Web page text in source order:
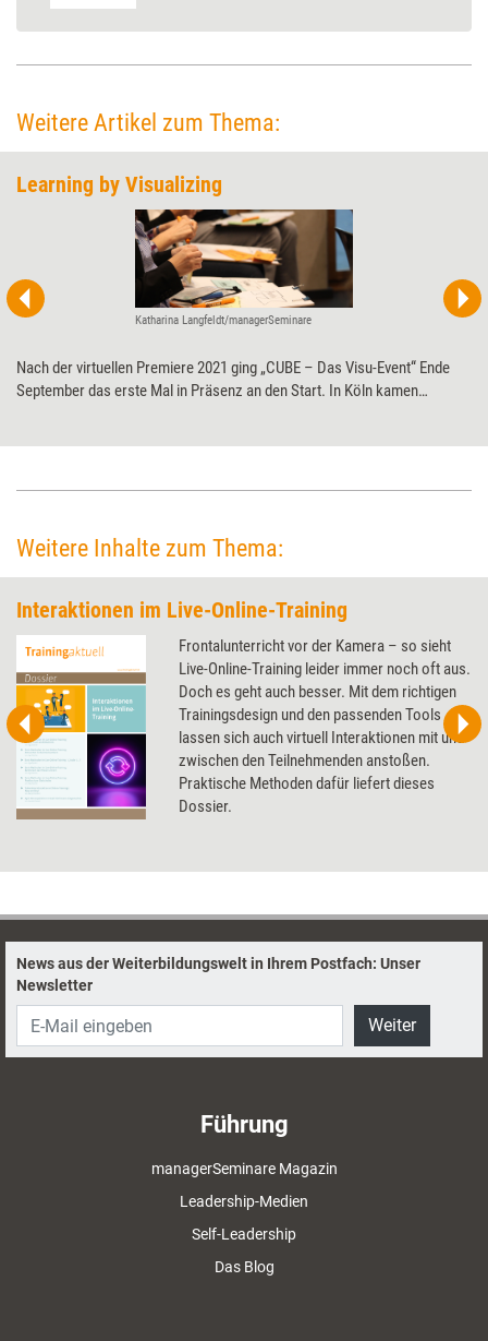
Weitere Artikel zum Thema:
Learning by Visualizing
Katharina Langfeldt/managerSeminare
Nach der virtuellen Premiere 2021 ging „CUBE – Das Visu-Event“ Ende
September das erste Mal in Präsenz an den Start. In Köln kamen
Weitere Inhalte zum Thema:
Interaktionen im Live-Online-Training
Frontalunterricht vor der Kamera – so sieht
Live-Online-Training leider immer noch oft aus.
Doch es geht auch besser. Mit dem richtigen
Trainingsdesign und den passenden Tools
lassen sich auch virtuell Interaktionen mit und
zwischen den Teilnehmenden anstoßen.
Praktische Methoden dafür liefert dieses
Dossier.
News aus der Weiterbildungswelt in Ihrem Postfach: Unser
Newsletter
Weiter
Führung
managerSeminare Magazin
Leadership-Medien
Self-Leadership
Das Blog